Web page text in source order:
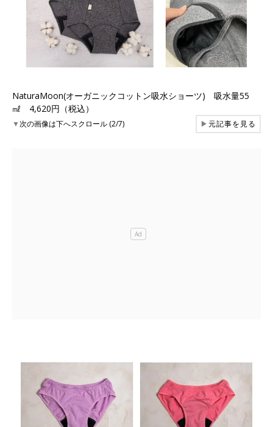
NaturaMoon(オーガニックコットン吸水ショーツ) 吸水量55
㎖ 4,620円（税込）
▼次の画像は下へスクロール (2/7) ▶元記事を見る